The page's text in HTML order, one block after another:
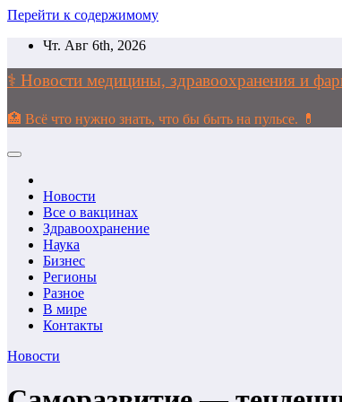
Перейти к содержимому
Чт. Авг 6th, 2026
⚕️ Новости медицины, здравоохранения
🏥 Всё что нужно знать, что бы быть на пульсе. 💊
Новости
Все о вакцинах
Здравоохранение
Наука
Бизнес
Регионы
Разное
В мире
Контакты
Новости